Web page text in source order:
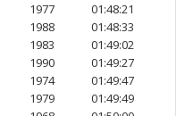
1977
01:48:21
1988
01:48:33
1983
01:49:02
1990
01:49:27
1974
01:49:47
1979
01:49:49